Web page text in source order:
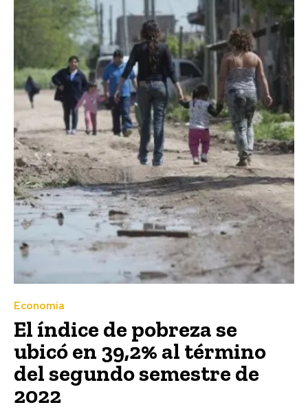
Economía
El índice de pobreza se
ubicó en 39,2% al término
del segundo semestre de
2022